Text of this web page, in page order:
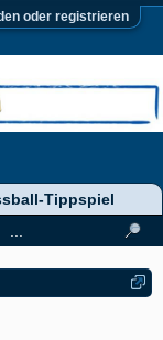
oder registrieren
Tippspiel